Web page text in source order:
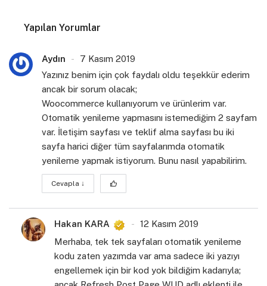
Yapılan Yorumlar
Aydın
7 Kasım 2019
Yazınız benim için çok faydalı oldu teşekkür ederim
ancak bir sorum olacak;
Woocommerce kullanıyorum ve ürünlerim var.
Otomatik yenileme yapmasını istemediğim 2 sayfam
var. İletişim sayfası ve teklif alma sayfası bu iki
sayfa harici diğer tüm sayfalarımda otomatik
yenileme yapmak istiyorum. Bunu nasıl yapabilirim.
Cevapla ↓
Hakan KARA
12 Kasım 2019
Merhaba, tek tek sayfaları otomatik yenileme
kodu zaten yazımda var ama sadece iki yazıyı
engellemek için bir kod yok bildiğim kadarıyla;